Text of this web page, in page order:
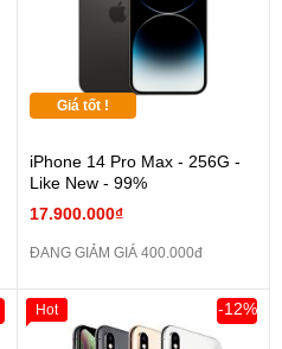
Giá tốt !
iPhone 14 Pro Max - 256G -
Like New - 99%
17.900.000₫
ĐANG GIẢM GIÁ 400.000đ
-12%
Hot